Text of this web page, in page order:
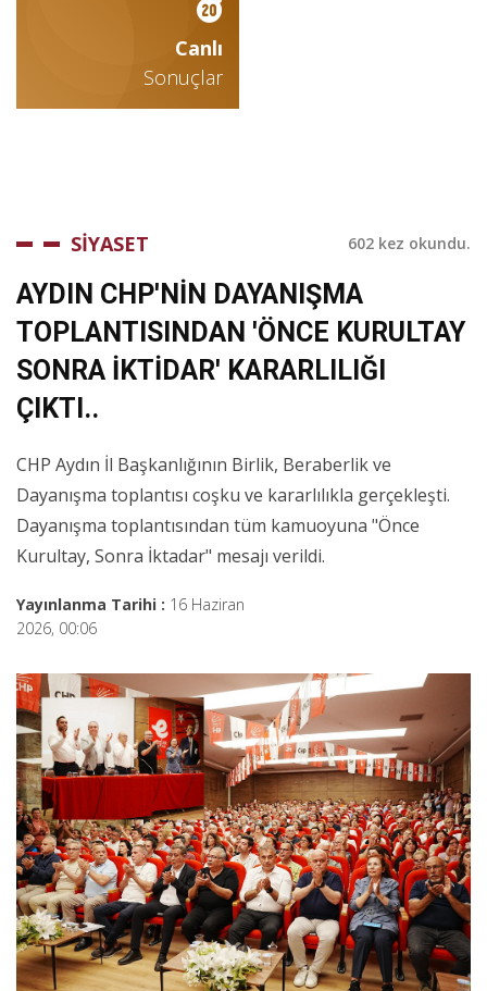
Canlı
Sonuçlar
SİYASET 602 kez okundu.
AYDIN CHP'NİN DAYANIŞMA
TOPLANTISINDAN 'ÖNCE KURULTAY
SONRA İKTİDAR' KARARLILIĞI
ÇIKTI..
CHP Aydın İl Başkanlığının Birlik, Beraberlik ve
Dayanışma toplantısı coşku ve kararlılıkla gerçekleşti.
Dayanışma toplantısından tüm kamuoyuna "Önce
Kurultay, Sonra İktadar" mesajı verildi.
Yayınlanma Tarihi : 16 Haziran
2026, 00:06